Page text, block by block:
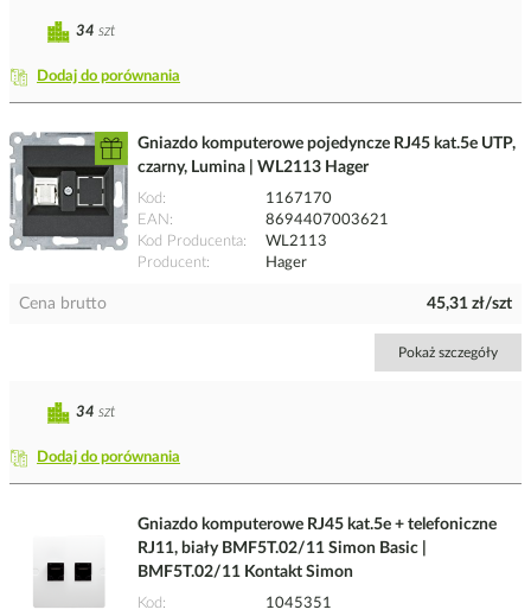
Dodaj do porównania
34 szt
Gniazdo komputerowe pojedyncze RJ45 kat.5e UTP,
czarny, Lumina | WL2113 Hager
Kod
1167170
EAN
8694407003621
Kod Producenta
WL2113
Producent
Hager
Cena brutto 45,31 zł/szt
Pokaż szczegóły
Dodaj do porównania
34 szt
Gniazdo komputerowe RJ45 kat.5e + telefoniczne
RJ11, biały BMF5T.02/11 Simon Basic |
BMF5T.02/11 Kontakt Simon
Kod
1045351